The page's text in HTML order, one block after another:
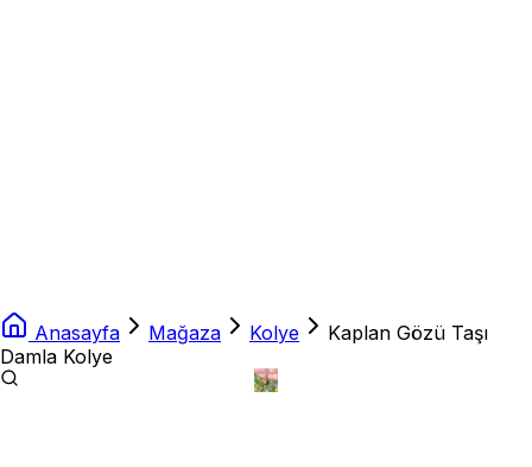
Anasayfa Mağaza Kolye
Kaplan Gözü Taşı
Damla Kolye